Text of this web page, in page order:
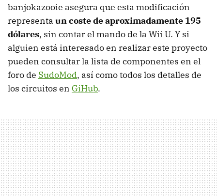
banjokazooie asegura que esta modificación
representa un coste de aproximadamente 195
dólares, sin contar el mando de la Wii U. Y si
alguien está interesado en realizar este proyecto
pueden consultar la lista de componentes en el
foro de SudoMod, así como todos los detalles de
los circuitos en GiHub.